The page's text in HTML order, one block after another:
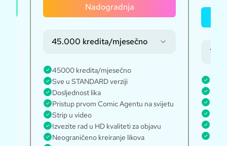
Nadogradnja
45.000 kredita/mjesečno
45000 kredita/mjesečno
Sve u STANDARD verziji
Dosljednost lika
Pristup prvom Comic Agentu na svijetu
Strip u video
Izvezite rad u HD kvaliteti za objavu
Neograničeno kreiranje likova
Sve